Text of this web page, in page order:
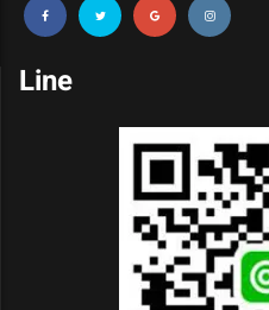
Line